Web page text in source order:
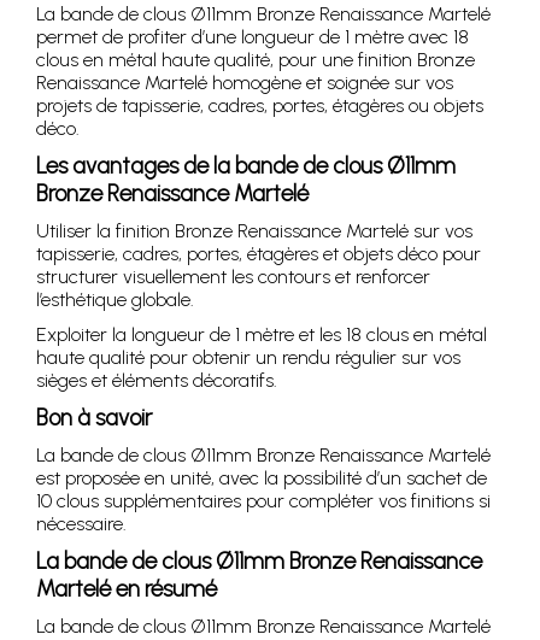
La bande de clous Ø11mm Bronze Renaissance Martelé
permet de profiter d’une longueur de 1 mètre avec 18
clous en métal haute qualité, pour une finition Bronze
Renaissance Martelé homogène et soignée sur vos
projets de tapisserie, cadres, portes, étagères ou objets
déco.
Les avantages de la bande de clous Ø11mm
Bronze Renaissance Martelé
Utiliser la finition Bronze Renaissance Martelé sur vos
tapisserie, cadres, portes, étagères et objets déco pour
structurer visuellement les contours et renforcer
l’esthétique globale.
Exploiter la longueur de 1 mètre et les 18 clous en métal
haute qualité pour obtenir un rendu régulier sur vos
sièges et éléments décoratifs.
Bon à savoir
La bande de clous Ø11mm Bronze Renaissance Martelé
est proposée en unité, avec la possibilité d’un sachet de
10 clous supplémentaires pour compléter vos finitions si
nécessaire.
La bande de clous Ø11mm Bronze Renaissance
Martelé en résumé
La bande de clous Ø11mm Bronze Renaissance Martelé